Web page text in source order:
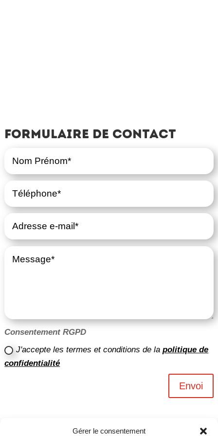
Gérer le consentement
Formulaire de contact
Consentement RGPD
J'accepte les termes et conditions de lapolitique de
confidentialité
Envoi